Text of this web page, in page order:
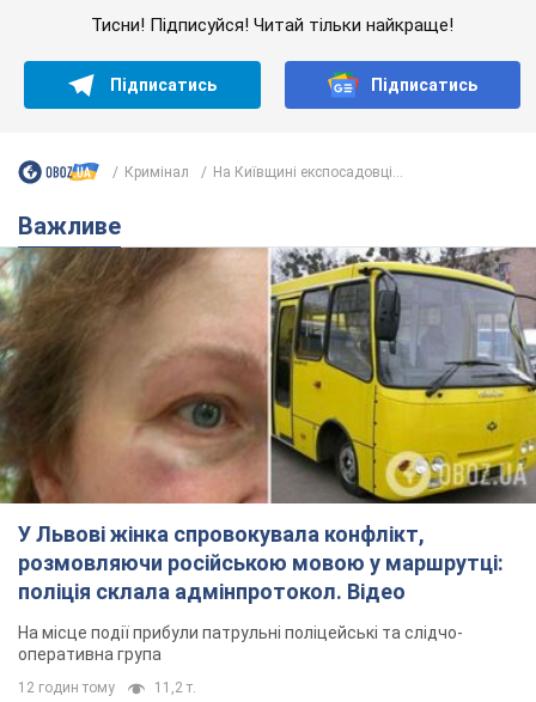
розмовляючи російською мовою у маршрутці:
поліція склала адмінпротокол. Відео
На місце події прибули патрульні поліцейські та слідчо-
оперативна група
12 годин тому 11,2 т.
"Воюють, бо дурні": у Чернівцях
водій автобуса зневажив
українських військових і поплатився.
Відео
Водія звільнили після конфлікту з пасажирами
та образ військових
7.08.2026 15:47 9,5 т.
"Не слідкує за сексуальністю": у
Києві консультант салону краси
образив жінку після хімієтерапії,
розгорівся скандал. Фото
Працівник салону почав надавати оцінку
зовнішності жінки, сказавши, що вона носить